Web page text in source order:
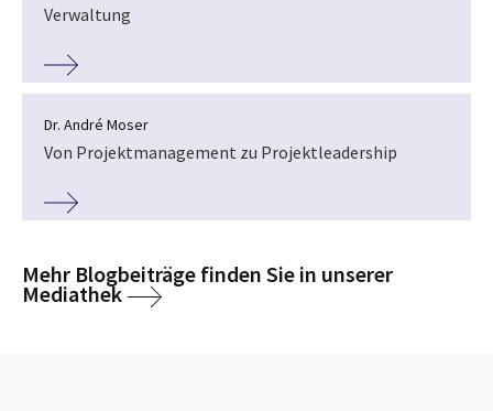
Verwaltung
Dr. André Moser
Von Projektmanagement zu Projektleadership
Mehr Blogbeiträge finden Sie in unserer
Mediathek